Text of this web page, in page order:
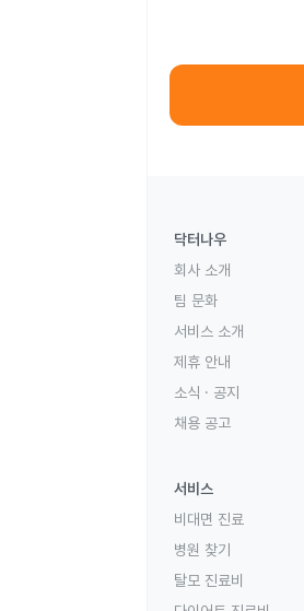
닥터나우
회사 소개
팀 문화
서비스 소개
제휴 안내
소식 · 공지
채용 공고
서비스
비대면 진료
병원 찾기
탈모 진료비